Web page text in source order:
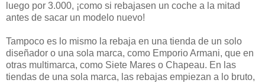
luego por 3.000, ¡como si rebajasen un coche a la mitad
antes de sacar un modelo nuevo!
Tampoco es lo mismo la rebaja en una tienda de un solo
diseñador o una sola marca, como Emporio Armani, que en
otras multimarca, como Siete Mares o Chapeau. En las
tiendas de una sola marca, las rebajas empiezan a lo bruto,